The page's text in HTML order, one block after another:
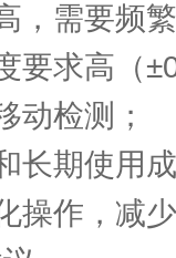
需要频繁
求高（
检测；
期使用
作，减少